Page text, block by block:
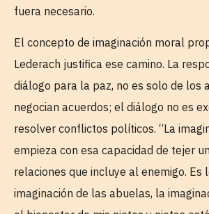
fuera necesario.
El concepto de imaginación moral
Lederach justifica ese camino. La
diálogo para la paz, no es solo de los
negocian acuerdos; el diálogo no es
resolver conflictos políticos. “La
empieza con esa capacidad de tejer
relaciones que incluye al enemigo. Es
imaginación de las abuelas, la